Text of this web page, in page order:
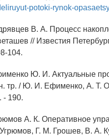
potoki-rynok-
В. А. Процесс
// Известия
104.
Ю. И. Актуальные
тр. / Ю. И. Ефименко, А. Т.
- 190.
А. К. Оперативное
Г. М. Грошев, В. А.